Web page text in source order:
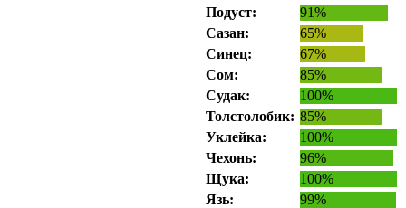
Подуст:
91%
Сазан:
65%
Синец:
67%
Сом:
85%
Судак:
100%
Толстолобик: 85%
Уклейка:
100%
Чехонь:
96%
Щука:
100%
Язь:
99%